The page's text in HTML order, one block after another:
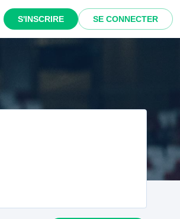
S'INSCRIRE SE CONNECTER